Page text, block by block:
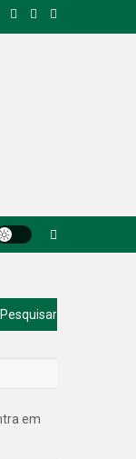
em